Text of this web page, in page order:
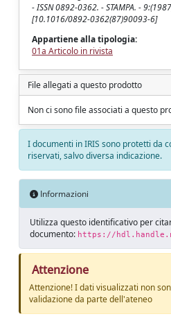
- ISSN 0892-0362. - STAMPA. -
[10.1016/0892-0362(87)90093-6]
Appartiene alla tipologia:
01a Articolo in rivista
File allegati a questo prodotto
Non ci sono file associati a questo
I documenti in IRIS sono protetti da
riservati, salvo diversa indicazione.
Informazioni
Utilizza questo identificativo per
documento: https://
Attenzione
Attenzione! I dati visualizzati non
validazione da parte dell'ateneo